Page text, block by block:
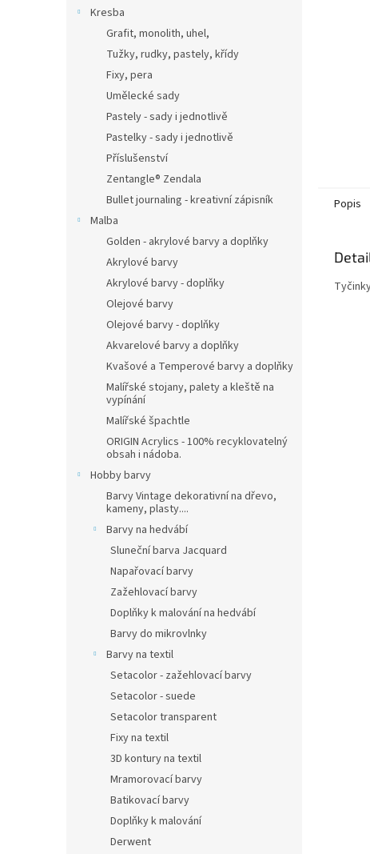
Kresba
Grafit, monolith, uhel,
Tužky, rudky, pastely, křídy
Fixy, pera
Umělecké sady
Pastely - sady i jednotlivě
Pastelky - sady i jednotlivě
Příslušenství
Zentangle® Zendala
Bullet journaling - kreativní zápisník
Malba
Golden - akrylové barvy a doplňky
Akrylové barvy
Akrylové barvy - doplňky
Olejové barvy
Olejové barvy - doplňky
Akvarelové barvy a doplňky
Kvašové a Temperové barvy a doplňky
Malířské stojany, palety a kleště na
vypínání
Malířské špachtle
ORIGIN Acrylics - 100% recyklovatelný
obsah i nádoba.
Hobby barvy
Barvy Vintage dekorativní na dřevo,
kameny, plasty....
Barvy na hedvábí
Sluneční barva Jacquard
Napařovací barvy
Zažehlovací barvy
Doplňky k malování na hedvábí
Barvy do mikrovlnky
Barvy na textil
Setacolor - zažehlovací barvy
Setacolor - suede
Setacolor transparent
Fixy na textil
3D kontury na textil
Mramorovací barvy
Batikovací barvy
Doplňky k malování
Derwent
Popis